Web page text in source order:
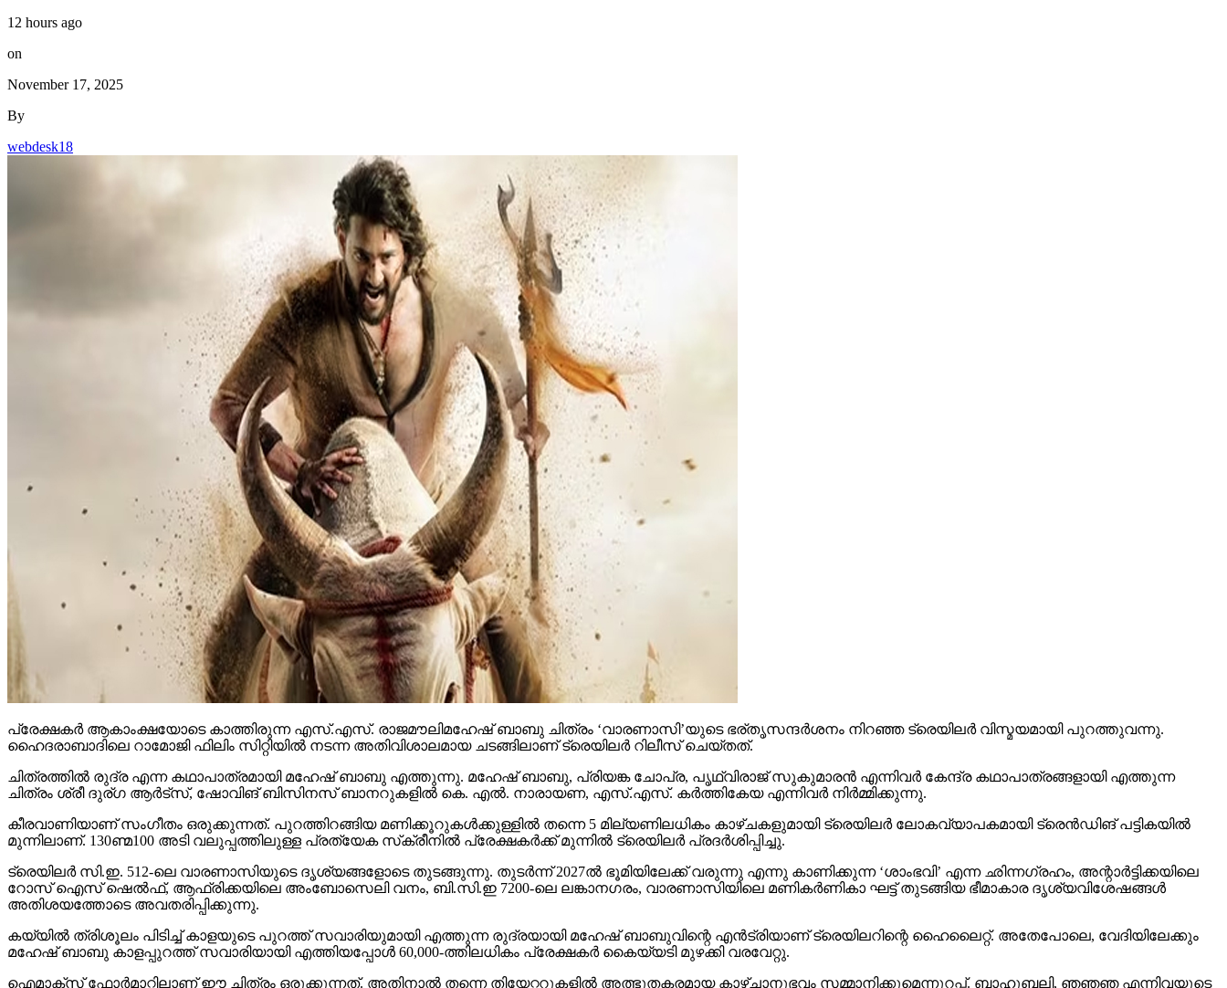
12 hours ago
on
November 17, 2025
By
webdesk18
പ്രേക്ഷകര്‍ ആകാംക്ഷയോടെ കാത്തിരുന്ന എസ്.എസ്. രാജമൗലിമഹേഷ് ബാബു ചിത്രം ‘വാരണാസി’യുടെ ഭര്തൃസന്ദര്‍ശനം നിറഞ്ഞ ട്രെയിലര്‍ വിസ്മയമായി പുറത്തുവന്നു.
ഹൈദരാബാദിലെ റാമോജി ഫിലിം സിറ്റിയില്‍ നടന്ന അതിവിശാലമായ ചടങ്ങിലാണ് ട്രെയിലര്‍ റിലീസ് ചെയ്തത്.
ചിത്രത്തില്‍ രുദ്ര എന്ന കഥാപാത്രമായി മഹേഷ് ബാബു എത്തുന്നു. മഹേഷ് ബാബു, പ്രിയങ്ക ചോപ്ര, പൃഥ്വിരാജ് സുകുമാരന്‍ എന്നിവര്‍ കേന്ദ്ര കഥാപാത്രങ്ങളായി എത്തുന്ന
ചിത്രം ശ്രീ ദുര്ഗ ആര്‍ട്‌സ്, ഷോവിങ് ബിസിനസ് ബാനറുകളില്‍ കെ. എല്‍. നാരായണ, എസ്.എസ്. കര്‍ത്തികേയ എന്നിവര്‍ നിര്‍മ്മിക്കുന്നു.
കീരവാണിയാണ് സംഗീതം ഒരുക്കുന്നത്. പുറത്തിറങ്ങിയ മണിക്കൂറുകള്‍ക്കുള്ളില്‍ തന്നെ 5 മില്യണിലധികം കാഴ്ചകളുമായി ട്രെയിലര്‍ ലോകവ്യാപകമായി ട്രെന്‍ഡിങ് പട്ടികയില്‍
മുന്നിലാണ്. 130ണ്മ100 അടി വലുപ്പത്തിലുള്ള പ്രത്യേക സ്‌ക്രീനില്‍ പ്രേക്ഷകര്‍ക്ക് മുന്നില്‍ ട്രെയിലര്‍ പ്രദര്‍ശിപ്പിച്ചു.
ട്രെയിലര്‍ സി.ഇ. 512-ലെ വാരണാസിയുടെ ദൃശ്യങ്ങളോടെ തുടങ്ങുന്നു. തുടര്‍ന്ന് 2027ല്‍ ഭൂമിയിലേക്ക് വരുന്നു എന്നു കാണിക്കുന്ന ‘ശാംഭവി’ എന്ന ഛിന്നഗ്രഹം, അന്റാര്‍ട്ടിക്കയിലെ
റോസ് ഐസ് ഷെല്‍ഫ്, ആഫ്രിക്കയിലെ അംബോസെലി വനം, ബി.സി.ഇ 7200-ലെ ലങ്കാനഗരം, വാരണാസിയിലെ മണികര്‍ണികാ ഘട്ട് തുടങ്ങിയ ഭീമാകാര ദൃശ്യവിശേഷങ്ങള്‍
അതിശയത്തോടെ അവതരിപ്പിക്കുന്നു.
കയ്യില്‍ ത്രിശൂലം പിടിച്ച് കാളയുടെ പുറത്ത് സവാരിയുമായി എത്തുന്ന രുദ്രയായി മഹേഷ് ബാബുവിന്റെ എന്‍ട്രിയാണ് ട്രെയിലറിന്റെ ഹൈലൈറ്റ്. അതേപോലെ, വേദിയിലേക്കും
മഹേഷ് ബാബു കാളപ്പുറത്ത് സവാരിയായി എത്തിയപ്പോള്‍ 60,000-ത്തിലധികം പ്രേക്ഷകര്‍ കൈയ്യടി മുഴക്കി വരവേറ്റു.
ഐമാക്‌സ് ഫോര്‍മാറ്റിലാണ് ഈ ചിത്രം ഒരുക്കുന്നത്. അതിനാല്‍ തന്നെ തിയേറ്ററുകളില്‍ അത്ഭുതകരമായ കാഴ്ചാനുഭവം സമ്മാനിക്കുമെന്നുറപ്പ്. ബാഹുബലി, ഞഞഞ എന്നിവയുടെ